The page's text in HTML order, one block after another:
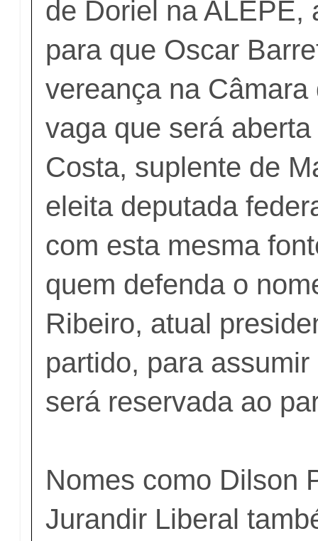
de Doriel na ALEPE,
para que Oscar
vereança na
vaga que será
Costa, suplente de
eleita deputada
com esta mesma
quem defenda o
Ribeiro, atual
partido, para
será reservada ao
Nomes como Dilson
Jurandir Liberal